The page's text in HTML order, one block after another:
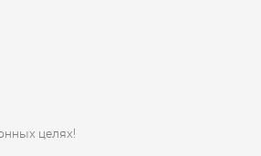
целях!